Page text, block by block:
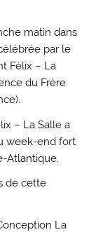
matin dans
par le
Félix – La
du Frère
– La Salle a
week-end fort
Atlantique.
de cette
La